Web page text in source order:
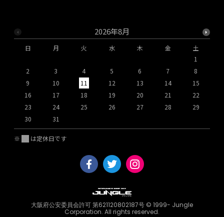
2026年8月
日 月 火 水 木 金
土
1
2
3 4 5 6 7
8
9
10 11 12 13 14
15
16
17 18 19 20 21
22
23
24 25 26 27 28
29
30
31
※ は定休日です
大阪府公安委員会許可 第621120802187号 © 1999- Jungle
Corporation. All rights reserved.